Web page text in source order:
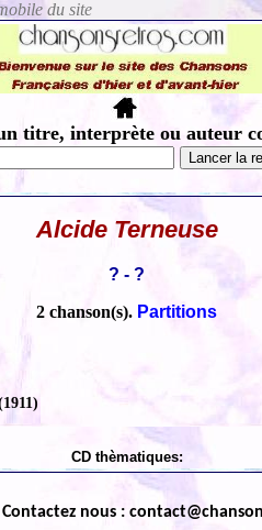
titre, interprète ou auteur
Alcide Terneuse
? - ?
2 chanson(s). Partitions
CD thèmatiques:
Contactez nous :